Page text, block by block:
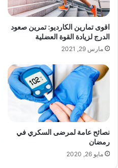
اقوى تمارين الكارديو: تمرين صعود
الدرج لزيادة القوة العضلية
مارس 29, 2021
نصائح عامة لمرضى السكري في
رمضان
مايو 26, 2020